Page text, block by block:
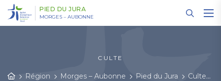
PIED DU JURA
MORGES – AUBONNE
CULTE
Région Morges – Aubonne Pied du Jura Cultes et événements
Panneau de gestion des cookies